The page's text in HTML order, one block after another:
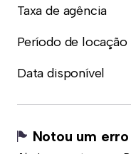
Taxa de agência
Período de locação
Data disponível
Notou um